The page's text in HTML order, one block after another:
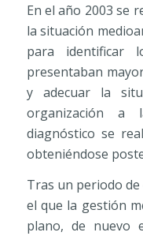
En el año 2003 se
la situación
para identificar
presentaban
y adecuar la
organización a
diagnóstico se
obteniéndose
Tras un periodo
el que la gestión
plano, de nuevo